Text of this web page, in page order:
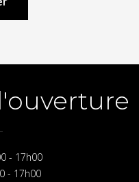
- 17h00
- 17h00